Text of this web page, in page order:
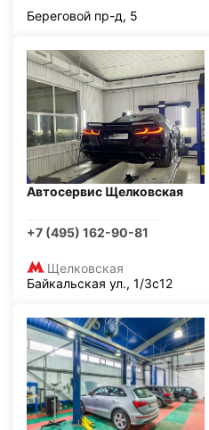
Береговой пр-д, 5
Автосервис Щелковская
+7 (495) 162-90-81
Щелковская
Байкальская ул., 1/3с12